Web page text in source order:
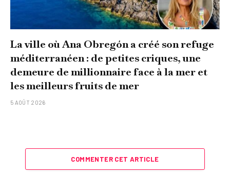
La ville où Ana Obregón a créé son refuge
méditerranéen : de petites criques, une
demeure de millionnaire face à la mer et
les meilleurs fruits de mer
5 AOÛT 2026
COMMENTER CET ARTICLE